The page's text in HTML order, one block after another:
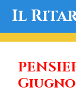
Il
Giugno